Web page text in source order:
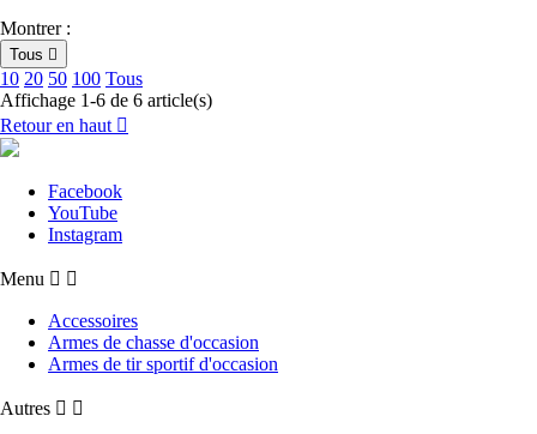
Montrer :
Tous 
10 20 50 100 Tous
Affichage 1-6 de 6 article(s)
Retour en haut 
Facebook
YouTube
Instagram
Menu  
Accessoires
Armes de chasse d'occasion
Armes de tir sportif d'occasion
Autres  